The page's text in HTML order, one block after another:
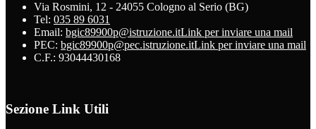
Via Rosmini, 12 - 24055 Cologno al Serio (BG)
Tel: 035 89 6031
Email: bgic89900p@istruzione.itLink per inviare una mail
PEC: bgic89900p@pec.istruzione.itLink per inviare una mail
C.F.: 93044430168
Sezione Link Utili